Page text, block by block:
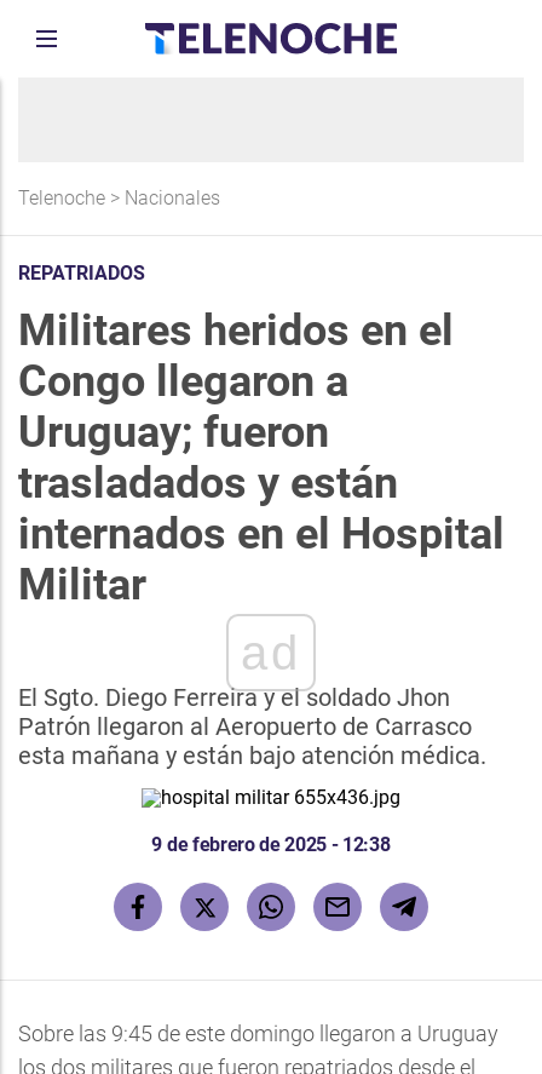
Telenoche > Nacionales
REPATRIADOS
Militares heridos en el
Congo llegaron a
Uruguay; fueron
trasladados y están
internados en el Hospital
Militar
ad
El Sgto. Diego Ferreira y el soldado Jhon
Patrón llegaron al Aeropuerto de Carrasco
esta mañana y están bajo atención médica.
9 de febrero de 2025 - 12:38
Sobre las 9:45 de este domingo llegaron a Uruguay
los dos militares que fueron repatriados desde el